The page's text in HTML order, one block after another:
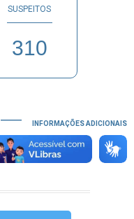
SUSPEITOS
310
INFORMAÇÕES ADICIONAIS